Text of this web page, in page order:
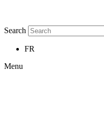
Search
FR
Menu